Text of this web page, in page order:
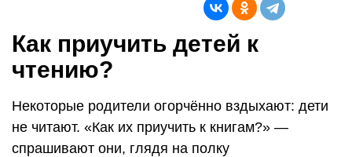
Как приучить детей к
чтению?
Некоторые родители огорчённо вздыхают: дети
не читают. «Как их приучить к книгам?» —
спрашивают они, глядя на полку